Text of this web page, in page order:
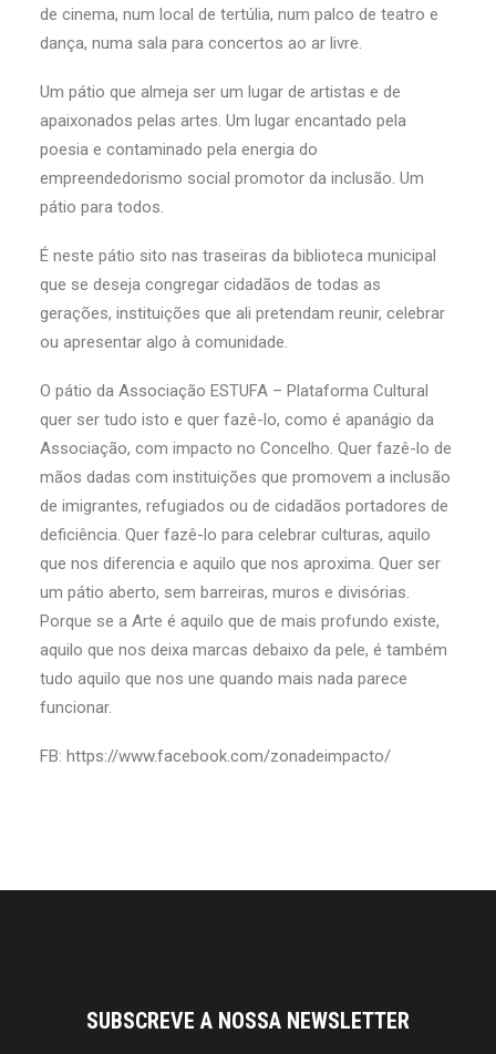
de cinema, num local de tertúlia, num palco de teatro e
dança, numa sala para concertos ao ar livre.
Um pátio que almeja ser um lugar de artistas e de
apaixonados pelas artes. Um lugar encantado pela
poesia e contaminado pela energia do
empreendedorismo social promotor da inclusão. Um
pátio para todos.
É neste pátio sito nas traseiras da biblioteca municipal
que se deseja congregar cidadãos de todas as
gerações, instituições que ali pretendam reunir, celebrar
ou apresentar algo à comunidade.
O pátio da Associação ESTUFA – Plataforma Cultural
quer ser tudo isto e quer fazê-lo, como é apanágio da
Associação, com impacto no Concelho. Quer fazê-lo de
mãos dadas com instituições que promovem a inclusão
de imigrantes, refugiados ou de cidadãos portadores de
deficiência. Quer fazê-lo para celebrar culturas, aquilo
que nos diferencia e aquilo que nos aproxima. Quer ser
um pátio aberto, sem barreiras, muros e divisórias.
Porque se a Arte é aquilo que de mais profundo existe,
aquilo que nos deixa marcas debaixo da pele, é também
tudo aquilo que nos une quando mais nada parece
funcionar.
FB: https://www.facebook.com/zonadeimpacto/
SUBSCREVE A NOSSA NEWSLETTER